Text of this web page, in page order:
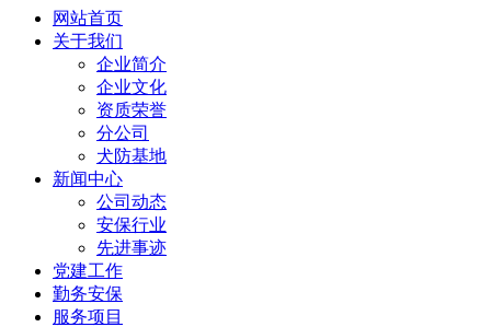
网站首页
关于我们
企业简介
企业文化
资质荣誉
分公司
犬防基地
新闻中心
公司动态
安保行业
先进事迹
党建工作
勤务安保
服务项目